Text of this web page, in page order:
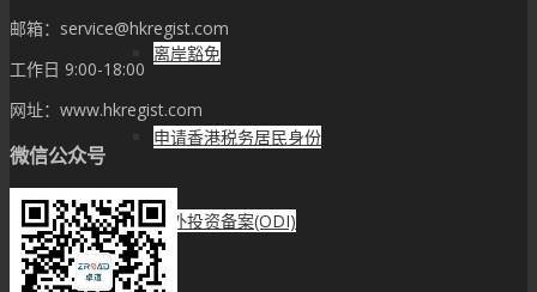
离岸豁免
申请香港税务居民身份
境外投资备案(ODI)
邮箱：service@hkregist.com
工作日 9:00-18:00
网址：www.hkregist.com
微信公众号